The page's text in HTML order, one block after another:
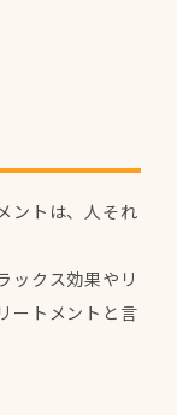
ントは、人それ
ックス効果やリ
ートメントと言